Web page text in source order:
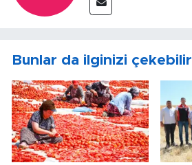
Bunlar da ilginizi çekebilir